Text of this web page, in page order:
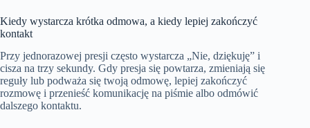
Kiedy wystarcza krótka odmowa, a kiedy lepiej zakończyć
kontakt
Przy jednorazowej presji często wystarcza „Nie, dziękuję” i
cisza na trzy sekundy. Gdy presja się powtarza, zmieniają się
reguły lub podważa się twoją odmowę, lepiej zakończyć
rozmowę i przenieść komunikację na piśmie albo odmówić
dalszego kontaktu.